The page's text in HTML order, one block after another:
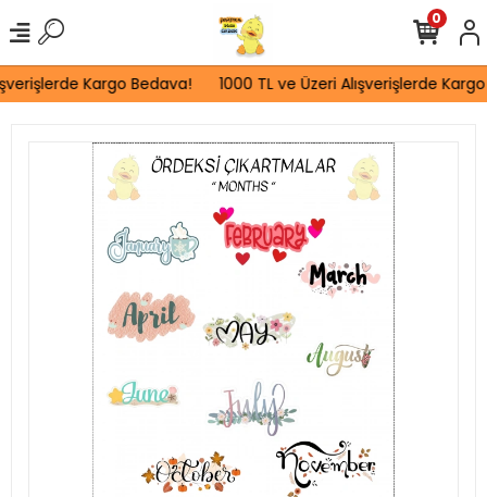
Kargo Bedava! 1000 TL ve Üzeri Alışverişlerde
0